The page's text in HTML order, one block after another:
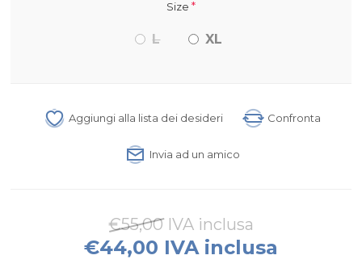
Size *
L XL
Aggiungi alla lista dei desideri Confronta
Invia ad un amico
€55,00 IVA inclusa
€44,00 IVA inclusa